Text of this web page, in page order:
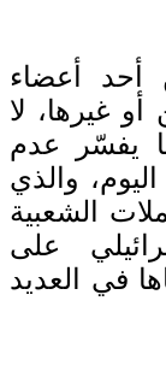
أحد أعضاء
غيرها، لا
يفسّر عدم
والذي
الشعبية
على
في العديد